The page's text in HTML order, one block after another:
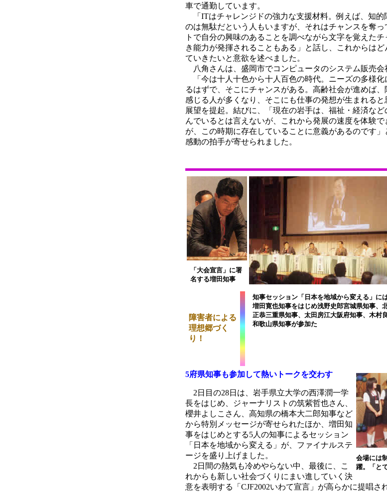
車で通勤しています。
「ITはチャレンジドの強力な支援材料。例えば、知的
のは無駄だという人もいますが、それはチャンスを奪
トで自分の興味のあることを調べながら文字を覚えた
き能力が発揮されることもある」と話し、これからは
ていきたいと意欲を述べました。
八角さんは、盛岡市でコンピュータのシステム販売会
「今は十人十色から十人百色の時代。ニーズの多様化
るはずで、そこにチャンスがある。高齢社会が進めば
感じる人が多くなり、そこにも仕事の発想が生まれる
展望を提起。結びに、「現在の岩手は、福祉・経済な
んでいるとは言えないが、これから発展の速度を体験
が、この時期に存在していることに意義があるのです
感動の拍手が寄せられました。
「大会宣言」に署
名する増田知事
障害者による
理想郷づく
り！
知事セッション「日本を地域から変える」には
増田寛也知事をはじめ浅野史郎宮城県知事、
正恭三重県知事、太田房江大阪府知事、木村
和歌山県知事が参加た
5府県知事も参加して熱いトークを交わす
会場には
躍。「と
2日目の28日は、岩手県立大学の西澤潤一学
長をはじめ、ジャーナリストの筑紫哲也さん、
櫻井よしこさん、高知県の橋本大二郎知事など
から特別メッセージが寄せられたほか、増田知
事をはじめとする5人の知事によるセッション
「日本を地域から変える」が、ファイナルステ
ージを盛り上げました。
2日間の熱気も冷めやらない中、最後に、こ
れからも新しい社会づくりにまい進していく決
意を表明する「CJF2002いわて宣言」が高らかに提唱さ